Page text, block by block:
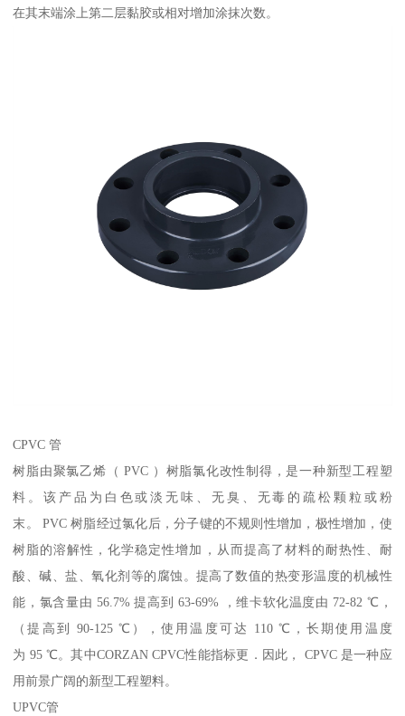
在其末端涂上第二层黏胶或相对增加涂抹次数。
CPVC 管
树脂由聚氯乙烯（ PVC ）树脂氯化改性制得，是一种新型工程塑
料。该产品为白色或淡无味、无臭、无毒的疏松颗粒或粉
末。 PVC 树脂经过氯化后，分子键的不规则性增加，极性增加，使
树脂的溶解性，化学稳定性增加，从而提高了材料的耐热性、耐
酸、碱、盐、氧化剂等的腐蚀。提高了数值的热变形温度的机械性
能，氯含量由 56.7% 提高到 63-69% ，维卡软化温度由 72-82 ℃，
（提高到 90-125 ℃），使用温度可达 110 ℃，长期使用温度
为 95 ℃。其中CORZAN CPVC性能指标更．因此， CPVC 是一种应
用前景广阔的新型工程塑料。
UPVC管